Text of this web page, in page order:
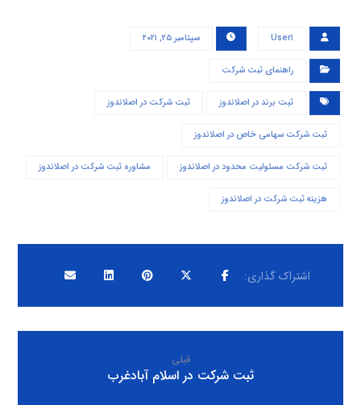
User۱ سپتامبر ۲۵, ۲۰۲۱
راهنمای ثبت شرکت
ثبت برند در اصلاندوز ثبت شرکت در اصلاندوز
ثبت شرکت سهامی خاص در اصلاندوز
ثبت شرکت مسئولیت محدود در اصلاندوز مشاوره ثبت شرکت در اصلاندوز
هزینه ثبت شرکت در اصلاندوز
قبلی
ثبت شرکت در اسلام آبادغرب